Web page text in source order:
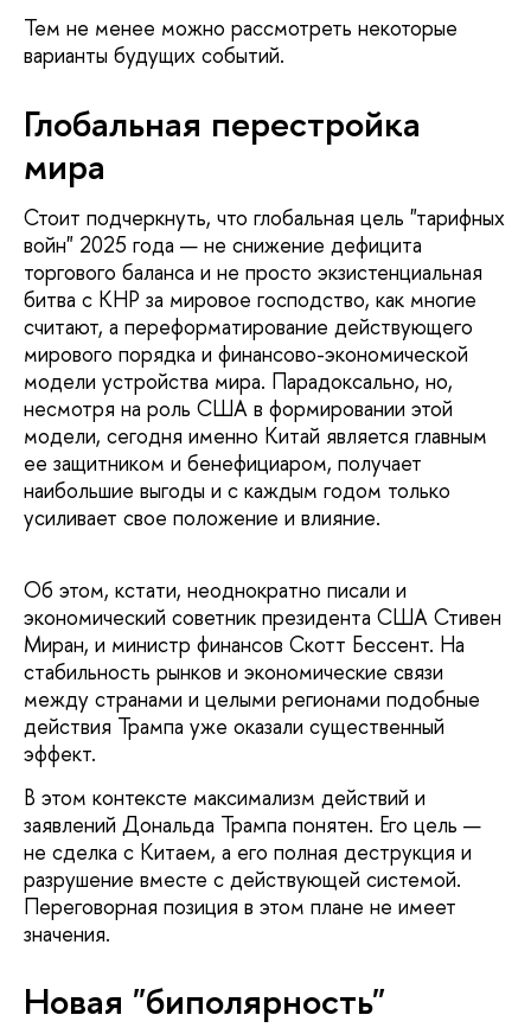
Тем не менее можно рассмотреть некоторые
варианты будущих событий.
Глобальная перестройка
мира
Стоит подчеркнуть, что глобальная цель "тарифных
войн" 2025 года — не снижение дефицита
торгового баланса и не просто экзистенциальная
битва с КНР за мировое господство, как многие
считают, а переформатирование действующего
мирового порядка и финансово-экономической
модели устройства мира. Парадоксально, но,
несмотря на роль США в формировании этой
модели, сегодня именно Китай является главным
ее защитником и бенефициаром, получает
наибольшие выгоды и с каждым годом только
усиливает свое положение и влияние.
Об этом, кстати, неоднократно писали и
экономический советник президента США Стивен
Миран, и министр финансов Скотт Бессент. На
стабильность рынков и экономические связи
между странами и целыми регионами подобные
действия Трампа уже оказали существенный
эффект.
В этом контексте максимализм действий и
заявлений Дональда Трампа понятен. Его цель —
не сделка с Китаем, а его полная деструкция и
разрушение вместе с действующей системой.
Переговорная позиция в этом плане не имеет
значения.
Новая "биполярность"